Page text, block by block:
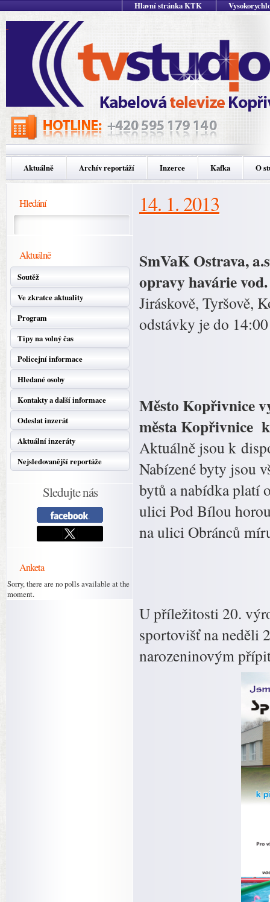
Hlavní stránka KTK
Aktuálně Archív reportáží Inzerce Kafka O
Hledání
Aktuálně
Soutěž
Ve zkratce aktuality
Program
Tipy na volný čas
Policejní informace
Hledané osoby
Kontakty a další informace
Odeslat inzerát
Aktuální inzeráty
Nejsledovanější reportáže
Sledujte nás
Anketa
Sorry, there are no polls available at the
moment.
14. 1. 2013
SmVaK Ostrava,
opravy havárie
Jiráskově, Tyršově,
odstávky je do
Město Kopřivnice
města Kopřivnice
Aktuálně jsou k
Nabízené byty jsou
bytů a nabídka platí
ulici Pod Bílou
na ulici Obránců
U příležitosti 20.
sportovišť na neděli
narozeninovým